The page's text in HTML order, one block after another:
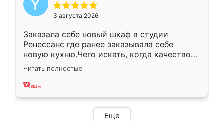
3 августа 2026
Заказала себе новый шкаф в студии
Ренессанс где ранее заказывала себе
новую кухню.Чего искать, когда качеством
вполне довольна. Служит кухня уже почти
два года, нареканий нет.
Читать полностью
Еще